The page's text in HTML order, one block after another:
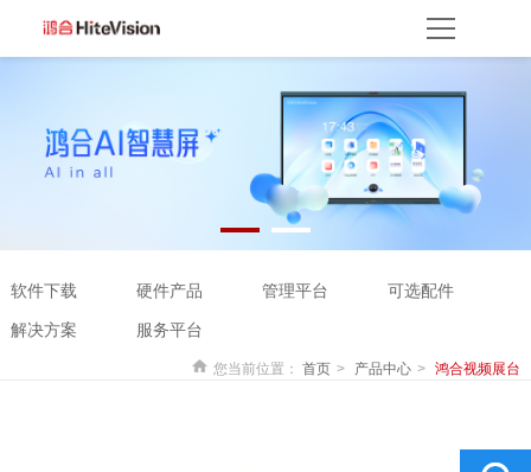
产品方案
关于鸿合
企业动态
联系我们
监督举报
鸿合海外
软件下载 硬件产品 管理平台 可选配件
解决方案 服务平台
您当前位置： 首页 产品中心 鸿合视频展台